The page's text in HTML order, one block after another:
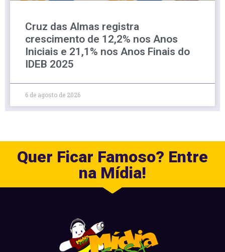
Cruz das Almas registra
crescimento de 12,2% nos Anos
Iniciais e 21,1% nos Anos Finais do
IDEB 2025
6 de agosto de 2026
Quer Ficar Famoso? Entre
na Mídia!